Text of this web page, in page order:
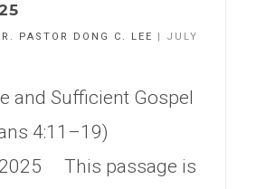
PASTOR DONG C. LEE
| JULY
and Sufficient Gospel
4:11–19)
This passage is